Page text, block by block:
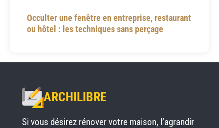
Occulter une fenêtre en entreprise, restaurant
ou hôtel : les techniques sans perçage
ARCHILIBRE
Si vous désirez rénover votre maison, l’agrandir